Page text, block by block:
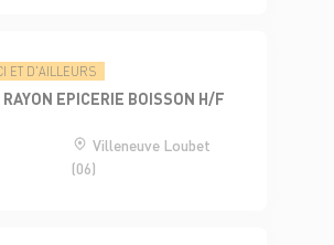
ET D'AILLEURS
EPICERIE BOISSON H/F
Villeneuve Loubet
(06)